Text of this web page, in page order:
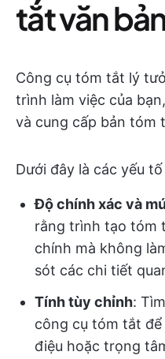
tắt văn
Công cụ tóm tắt lý
trình làm việc của
và cung cấp bản tóm
Dưới đây là các yếu
Độ chính xác và
rằng trình tạo tóm
chính mà không
sót các chi tiết
Tính tùy chỉnh:
công cụ tóm tắt
điệu hoặc trọng